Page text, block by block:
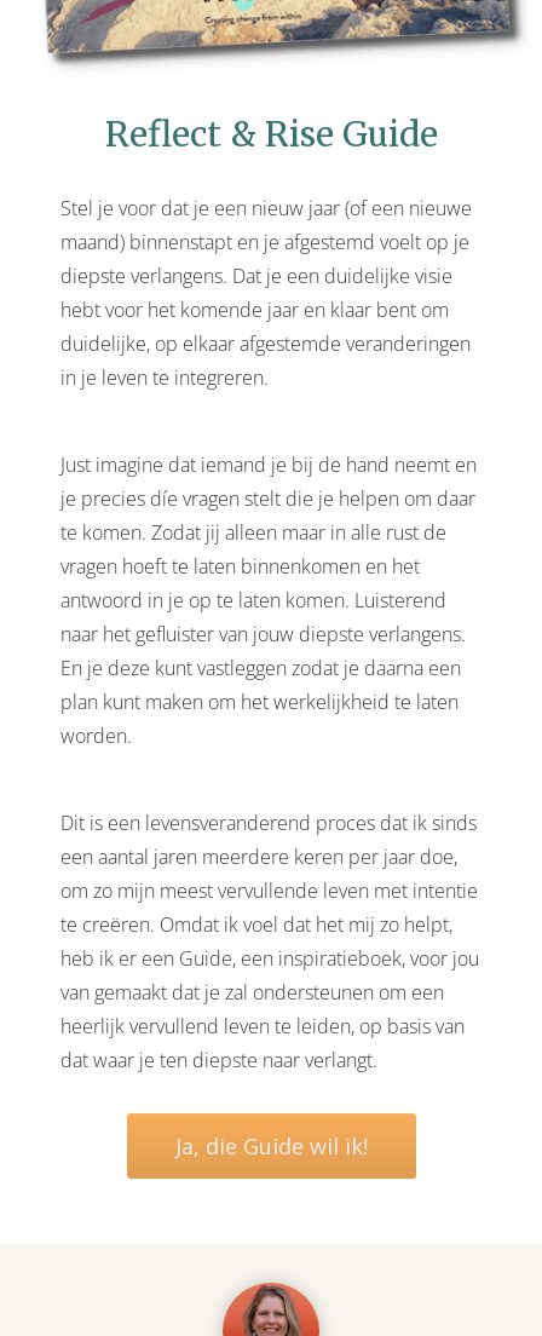
Reflect & Rise Guide
Stel je voor dat je een nieuw jaar (of een nieuwe
maand) binnenstapt en je afgestemd voelt op je
diepste verlangens. Dat je een duidelijke visie
hebt voor het komende jaar en klaar bent om
duidelijke, op elkaar afgestemde veranderingen
in je leven te integreren.
Just imagine dat iemand je bij de hand neemt en
je precies díe vragen stelt die je helpen om daar
te komen. Zodat jij alleen maar in alle rust de
vragen hoeft te laten binnenkomen en het
antwoord in je op te laten komen. Luisterend
naar het gefluister van jouw diepste verlangens.
En je deze kunt vastleggen zodat je daarna een
plan kunt maken om het werkelijkheid te laten
worden.
Dit is een levensveranderend proces dat ik sinds
een aantal jaren meerdere keren per jaar doe,
om zo mijn meest vervullende leven met intentie
te creëren. Omdat ik voel dat het mij zo helpt,
heb ik er een Guide, een inspiratieboek, voor jou
van gemaakt dat je zal ondersteunen om een
heerlijk vervullend leven te leiden, op basis van
dat waar je ten diepste naar verlangt.
Ja, die Guide wil ik!
kan de
worden
over
van
op
gebruikt
te
Hierdoor